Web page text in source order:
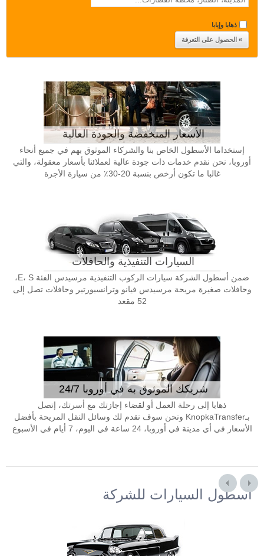
ذهابا وإيابا
الأسعار المنخفضة والجودة العالية
إستخداما الأسطول الخاص بنا والشركاء الموثوق بهم في جميع أنحاء
أوروبا، نحن نقدم خدمات ذات جودة عالية لعملائنا بأسعار معقولة، والتي
غالبا ما تكون أرخص بنسبة 20-30٪ من سيارة الأجرة
السيارات التنفيذية والحافلات
ضمن أسطول الشركة سيارات الركوب التنفيذية مرسيدس الفئة E، S،
وحافلات صغيرة مريحة مرسيدس فيانو وترانسبورتير وحافلات تصل إلى
52 مقعد
شريكك الموثوق به في أوروبا 24/7
ذهابا إلى رحلة العمل أو لقضاء إجازتك مع أسرتك، إتصل
بـKnopkaTransfer ونحن سوف نقدم لك وسائل النقل المريحة بأفضل
الأسعار في أي مدينة في أوروبا، 24 ساعة في اليوم، 7 أيام في الأسبوع
أسطول السيارات للشركة